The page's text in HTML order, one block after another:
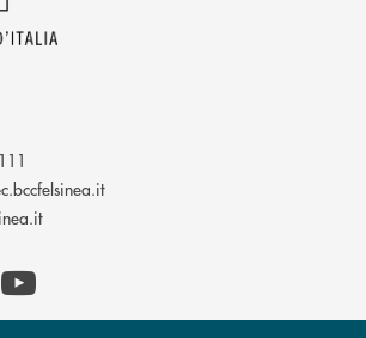
(si apre l’app di posta
(si apre l’app di posta elettronica)